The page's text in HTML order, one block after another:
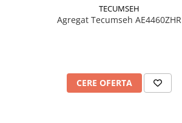
TECUMSEH
Agregat Tecumseh AE4460ZHR
CERE OFERTA